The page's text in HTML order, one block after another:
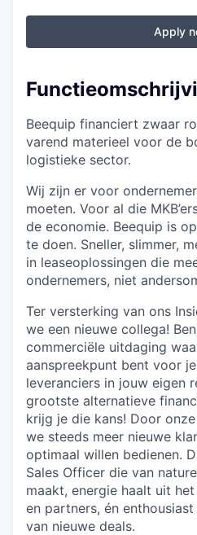
Apply
Beequip financiert zwaar
varend materieel voor de
logistieke sector.
Wij zijn er voor
moeten. Voor al die
de economie. Beequip is
te doen. Sneller, slimmer,
in leaseoplossingen die
ondernemers, niet
Ter versterking van ons
we een nieuwe collega!
commerciële uitdaging
aanspreekpunt bent voor
leveranciers in jouw eigen
grootste alternatieve
krijg je die kans! Door
we steeds meer nieuwe
optimaal willen bedienen.
Sales Officer die van
maakt, energie haalt uit
en partners, én
van nieuwe deals.